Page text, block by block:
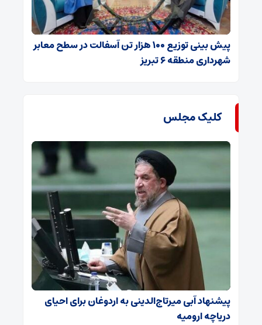
پیش بینی توزیع ۱۰۰ هزار تن آسفالت در سطح معابر
شهرداری منطقه ۶ تبریز
کلیک مجلس
پیشنهاد آبی میرتاج‌الدینی‌ به اردوغان برای احیای
دریاچه ارومیه